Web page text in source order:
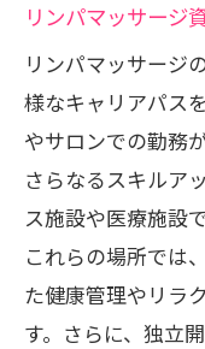
リンパマッサージ
リンパマッサージ
様なキャリアパス
やサロンでの勤務
さらなるスキルア
ス施設や医療施設
これらの場所では
た健康管理やリラ
す。さらに、独立